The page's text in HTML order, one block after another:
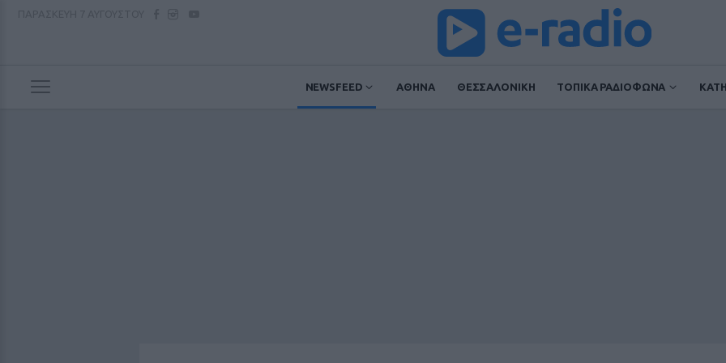
NEWSFEED ΑΘΗΝΑ ΘΕΣΣΑΛΟΝΙΚΗ ΤΟΠΙΚΑ ΡΑΔΙΟΦΩΝΑ